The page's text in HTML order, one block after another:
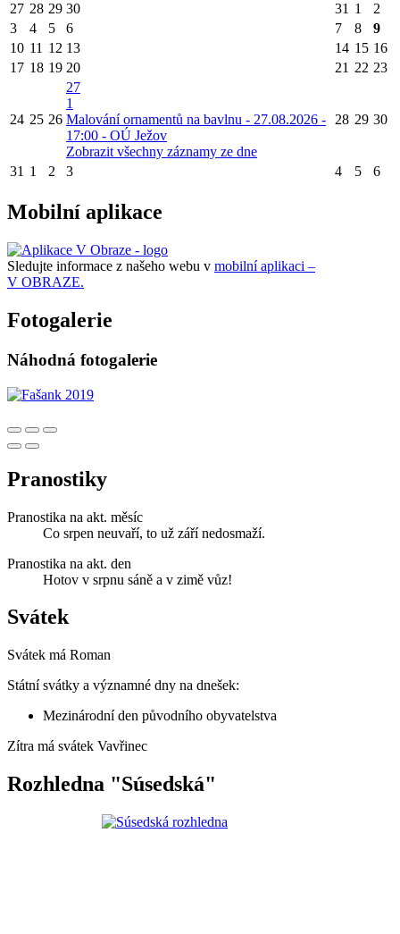
27 28 29 30 31 1
2
3
4 5 6 7 8
9
10 11 12 13 14 15 16
17 18 19 20 21 22 23
24 25 26
27
1
Malování ornamentů na bavlnu - 27.08.2026 -
17:00 - OÚ Ježov
Zobrazit všechny záznamy ze dne
28 29 30
31 1 2 3 4 5 6
Mobilní aplikace
Sledujte informace z našeho webu v mobilní aplikaci –
V OBRAZE.
Fotogalerie
Náhodná fotogalerie
Pranostiky
Pranostika na akt. měsíc
Co srpen neuvaří, to už září nedosmaží.
Pranostika na akt. den
Hotov v srpnu sáně a v zimě vůz!
Svátek
Svátek má Roman
Státní svátky a významné dny na dnešek:
Mezinárodní den původního obyvatelstva
Zítra má svátek Vavřinec
Rozhledna "Súsedská"